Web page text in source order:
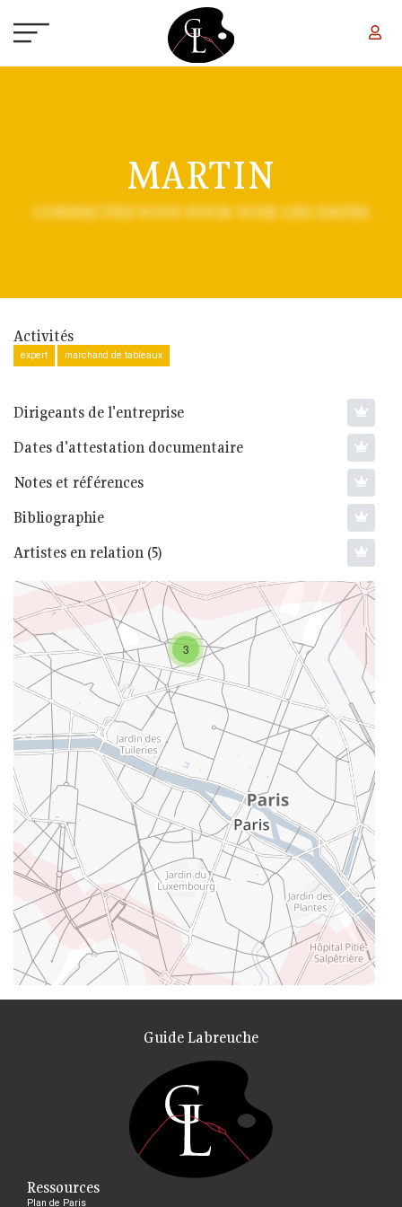
MARTIN
CONNECTEZ-VOUS POUR VOIR LES DATES
Activités
expert marchand de tableaux
Dirigeants de l'entreprise
Dates d'attestation documentaire
Notes et références
Bibliographie
Artistes en relation (5)
3
Guide Labreuche
Ressources
Plan de Paris